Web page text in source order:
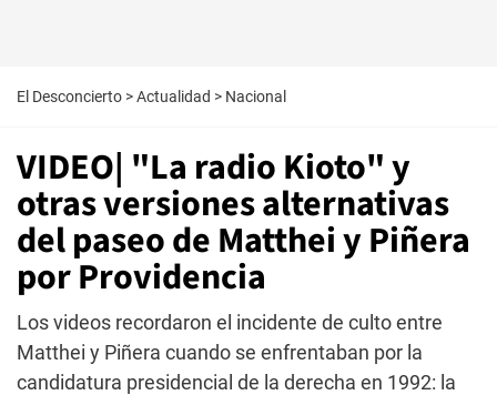
El Desconcierto >Actualidad > Nacional
VIDEO| "La radio Kioto" y
otras versiones alternativas
del paseo de Matthei y Piñera
por Providencia
Los videos recordaron el incidente de culto entre
Matthei y Piñera cuando se enfrentaban por la
candidatura presidencial de la derecha en 1992: la